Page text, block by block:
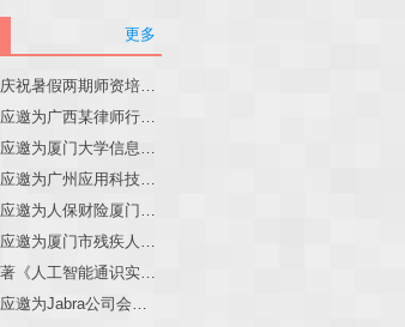
更多
实验室聚餐庆祝暑假两期师资培训班圆满结束
林子雨老师应邀为广西某律师行业培训班做大模型和智能体讲座
林子雨老师应邀为广州应用科技学院做大模型和智能体讲座
林子雨等编著《人工智能通识实践教程》教材官网